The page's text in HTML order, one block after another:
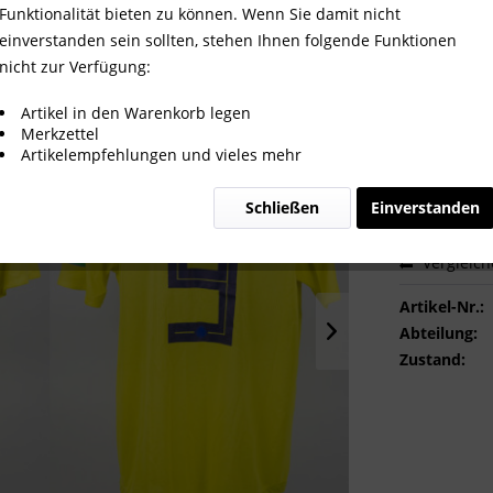
gegen Senegal,
Sofort
Artikel-Nr.:
Abteilung:
Zustand:
Funktionalität bieten zu können. Wenn Sie damit nicht
einverstanden sein sollten, stehen Ihnen folgende Funktionen
nicht zur Verfügung:
Artikel in den Warenkorb legen
Merkzettel
Artikelempfehlungen und vieles mehr
Einverstanden
Schließen